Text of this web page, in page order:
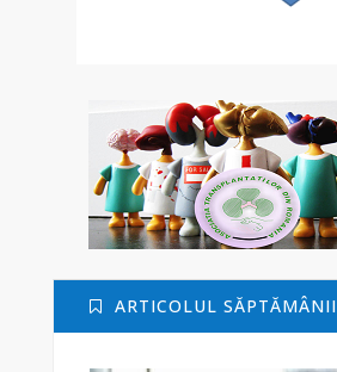
ARTICOLUL SĂPTĂMÂNII